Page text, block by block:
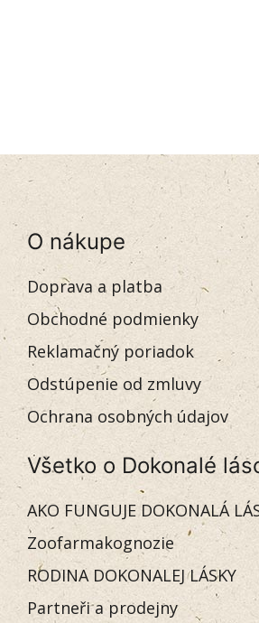
O nákupe
Doprava a platba
Obchodné podmienky
Reklamačný poriadok
Odstúpenie od zmluvy
Ochrana osobných údajov
Všetko o Dokonalé
AKO FUNGUJE DOKONALÁ
Zoofarmakognozie
RODINA DOKONALEJ LÁSKY
Partneři a prodejny